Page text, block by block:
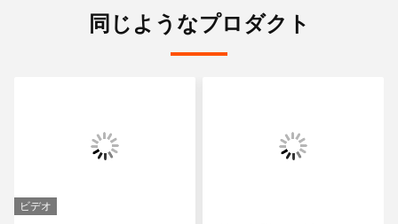
同じようなプロダクト
ビデオ